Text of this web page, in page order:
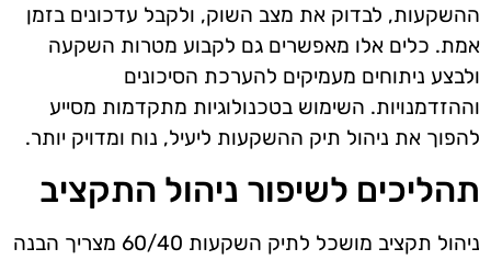
ההשקעות, לבדוק את מצב השוק, ולקבל עדכונים בזמן
אמת. כלים אלו מאפשרים גם לקבוע מטרות השקעה
ולבצע ניתוחים מעמיקים להערכת הסיכונים
וההזדמנויות. השימוש בטכנולוגיות מתקדמות מסייע
להפוך את ניהול תיק ההשקעות ליעיל, נוח ומדויק יותר.
תהליכים לשיפור ניהול התקציב
ניהול תקציב מושכל לתיק השקעות 60/40 מצריך הבנה